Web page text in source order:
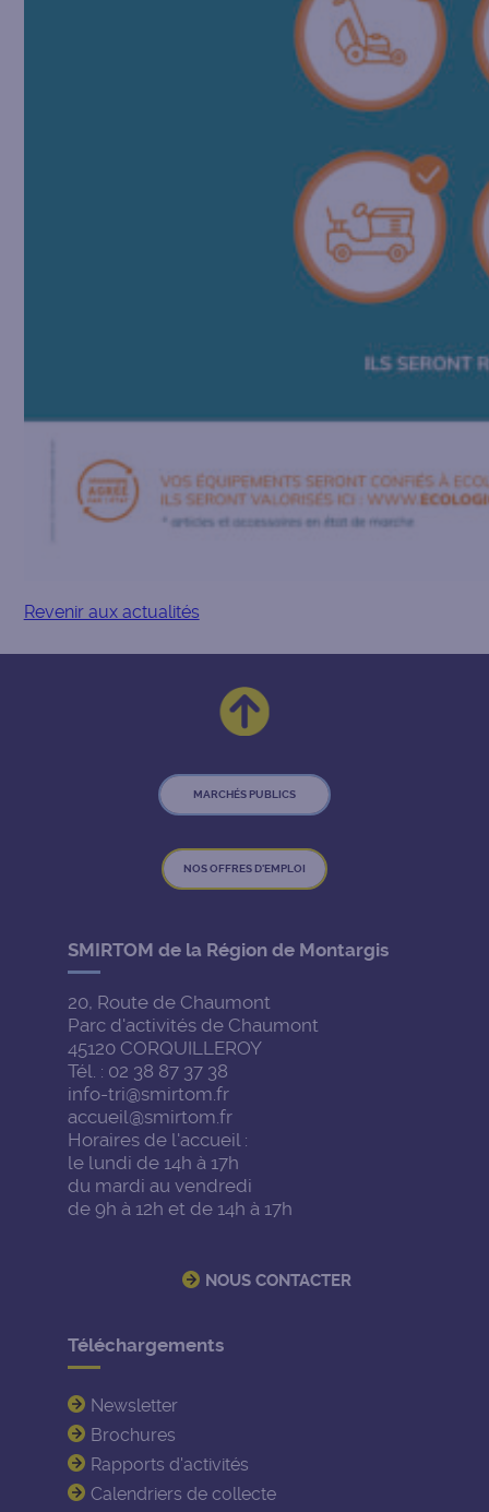
Revenir aux actualités
Téléchargements
Newsletter
Brochures
Rapports d'activités
Calendriers de collecte
SMIRTOM de la Région de Montargis
20, Route de Chaumont
Parc d'activités de Chaumont
45120 CORQUILLEROY
Tél. : 02 38 87 37 38
info-tri@smirtom.fr
accueil@smirtom.fr
Horaires de l'accueil :
le lundi de 14h à 17h
du mardi au vendredi
de 9h à 12h et de 14h à 17h
NOUS CONTACTER
MARCHÉS PUBLICS
NOS OFFRES D'EMPLOI